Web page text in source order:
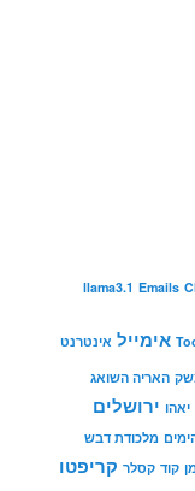
Emails
llama3.1
אימייל אינטרנט
האריה השואג
יאהו ירושלים
מלכודת דבש
קוד קסלר קריפטו